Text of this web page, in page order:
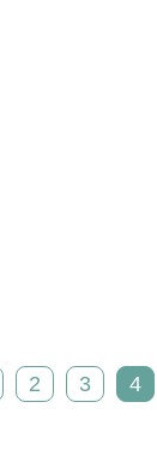
2 3 4